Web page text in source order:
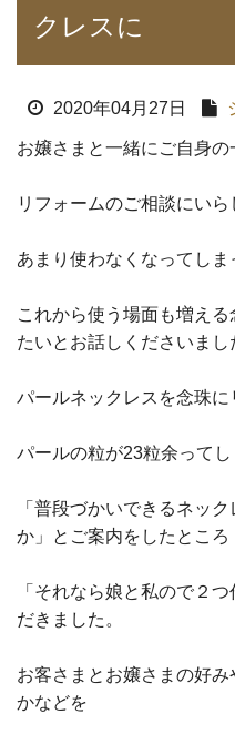
クレスに
2020年04月27日
お嬢さまと一緒にご自身
リフォームのご相談にいら
あまり使わなくなってしま
これから使う場面も増え
たいとお話しくださいまし
パールネックレスを念珠に
パールの粒が23粒余ってし
「普段づかいできるネッ
か」とご案内をしたところ
「それなら娘と私ので２
だきました。
お客さまとお嬢さまの好
かなどを